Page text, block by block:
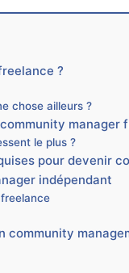
?
chose ailleurs ?
manager
le plus ?
pour devenir
indépendant
community